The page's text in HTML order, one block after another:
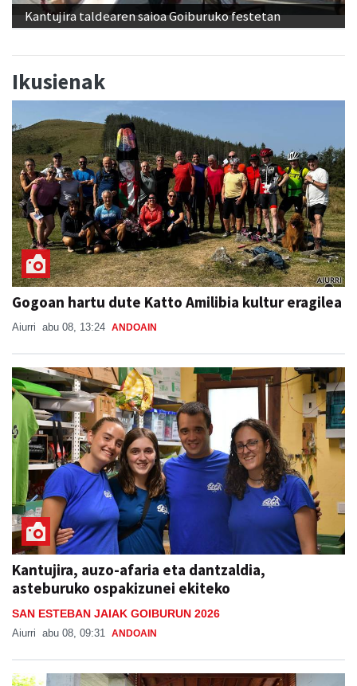
Kantujira taldearen saioa Goiburuko festetan
Ikusienak
Gogoan hartu dute Katto Amilibia kultur eragilea
Aiurri abu 08, 13:24 ANDOAIN
Kantujira, auzo-afaria eta dantzaldia,
asteburuko ospakizunei ekiteko
SAN ESTEBAN JAIAK GOIBURUN 2026
Aiurri abu 08, 09:31 ANDOAIN